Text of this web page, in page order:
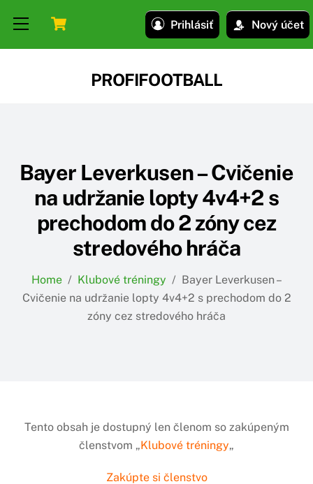
Prihlásiť Nový účet
Menu
PROFIFOOTBALL
Bayer Leverkusen – Cvičenie
na udržanie lopty 4v4+2 s
prechodom do 2 zóny cez
stredového hráča
Home / Klubové tréningy / Bayer Leverkusen –
Cvičenie na udržanie lopty 4v4+2 s prechodom do 2
zóny cez stredového hráča
Tento obsah je dostupný len členom so zakúpeným
členstvom „Klubové tréningy„
Zakúpte si členstvo